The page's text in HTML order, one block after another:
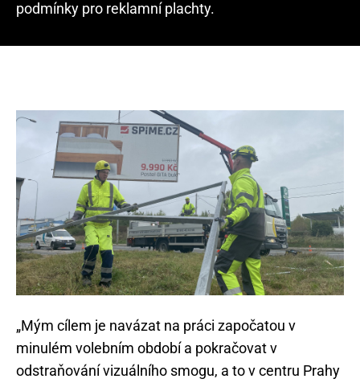
podmínky pro reklamní plachty.
„Mým cílem je navázat na práci započatou v
minulém volebním období a pokračovat v
odstraňování vizuálního smogu, a to v centru Prahy